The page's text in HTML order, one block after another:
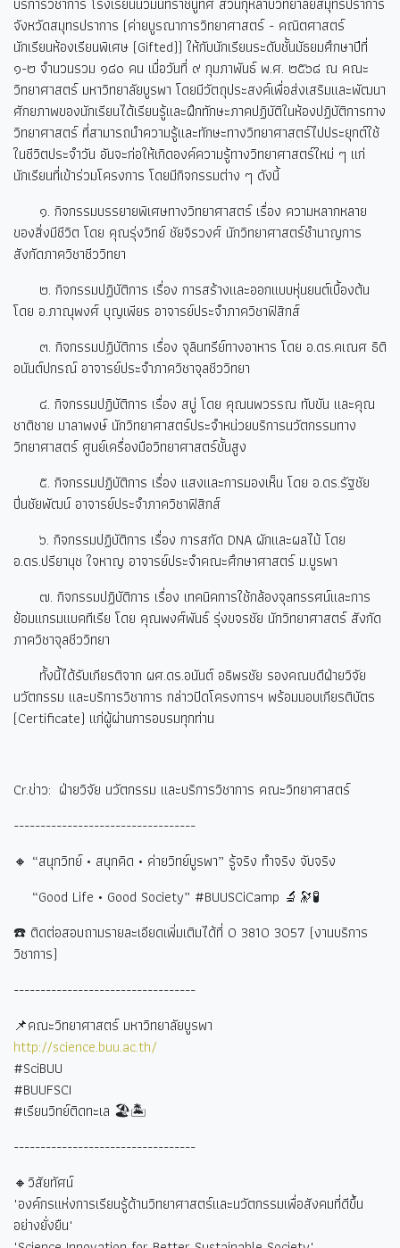
จังหวัดสมุทรปราการ (ค่ายบูรณาการวิทยาศาสตร์ - คณิตศาสตร์
นักเรียนห้องเรียนพิเศษ (Gifted)) ให้กับนักเรียนระดับชั้นมัธยมศึกษาปีที่
๑-๒ จำนวนรวม ๑๘๐ คน เมื่อวันที่ ๙ กุมภาพันธ์ พ.ศ. ๒๕๖๘ ณ คณะ
วิทยาศาสตร์ มหาวิทยาลัยบูรพา โดยมีวัตถุประสงค์เพื่อส่งเสริมและพัฒนา
ศักยภาพของนักเรียนได้เรียนรู้และฝึกทักษะภาคปฏิบัติในห้องปฏิบัติการทาง
วิทยาศาสตร์ ที่สามารถนำความรู้และทักษะทางวิทยาศาสตร์ไปประยุกต์ใช้
ในชีวิตประจำวัน อันจะก่อให้เกิดองค์ความรู้ทางวิทยาศาสตร์ใหม่ ๆ แก่
นักเรียนที่เข้าร่วมโครงการ โดยมีกิจกรรมต่าง ๆ ดังนี้
๑. กิจกรรมบรรยายพิเศษทางวิทยาศาสตร์ เรื่อง ความหลากหลาย
ของสิ่งมีชีวิต โดย คุณรุ่งวิทย์ ชัยจิรวงศ์ นักวิทยาศาสตร์ชำนาญการ
สังกัดภาควิชาชีววิทยา
๒. กิจกรรมปฏิบัติการ เรื่อง การสร้างและออกแบบหุ่นยนต์เบื้องต้น
โดย อ.ภาณุพงศ์ บุญเพียร อาจารย์ประจำภาควิชาฟิสิกส์
๓. กิจกรรมปฏิบัติการ เรื่อง จุลินทรีย์ทางอาหาร โดย อ.ดร.คเณศ ธิติ
อนันต์ปกรณ์ อาจารย์ประจำภาควิชาจุลชีววิทยา
๔. กิจกรรมปฏิบัติการ เรื่อง สบู่ โดย คุณนพวรรณ ทับขัน และคุณ
ชาติชาย มาลาพงษ์ นักวิทยาศาสตร์ประจำหน่วยบริการนวัตกรรมทาง
วิทยาศาสตร์ ศูนย์เครื่องมือวิทยาศาสตร์ขั้นสูง
๕. กิจกรรมปฏิบัติการ เรื่อง แสงและการมองเห็น โดย อ.ดร.รัฐชัย
ปิ่นชัยพัฒน์ อาจารย์ประจำภาควิชาฟิสิกส์
๖. กิจกรรมปฏิบัติการ เรื่อง การสกัด DNA ผักและผลไม้ โดย
อ.ดร.ปรียานุช ใจหาญ อาจารย์ประจำคณะศึกษาศาสตร์ ม.บูรพา
๗. กิจกรรมปฏิบัติการ เรื่อง เทคนิคการใช้กล้องจุลทรรศน์และการ
ย้อมแกรมแบคทีเรีย โดย คุณพงศ์พันธ์ รุ่งขจรชัย นักวิทยาศาสตร์ สังกัด
ภาควิชาจุลชีววิทยา
ทั้งนี้ได้รับเกียรติจาก ผศ.ดร.อนันต์ อธิพรชัย รองคณบดีฝ่ายวิจัย
นวัตกรรม และบริการวิชาการ กล่าวปิดโครงการฯ พร้อมมอบเกียรติบัตร
(Certificate) แก่ผู้ผ่านการอบรมทุกท่าน
Cr.ข่าว: ฝ่ายวิจัย นวัตกรรม และบริการวิชาการ คณะวิทยาศาสตร์
----------------------------------
🔸 “สนุกวิทย์ • สนุกคิด • ค่ายวิทย์บูรพา” รู้จริง ทำจริง จับจริง
“Good Life • Good Society” #BUUSCiCamp 🔬🔭🧪
☎️ ติดต่อสอบถามรายละเอียดเพิ่มเติมได้ที่ 0 3810 3057 (งานบริการ
วิชาการ)
----------------------------------
📌คณะวิทยาศาสตร์ มหาวิทยาลัยบูรพา
http://science.buu.ac.th/
#SciBUU
#BUUFSCI
#เรียนวิทย์ติดทะเล 🏖🏝
----------------------------------
🔸วิสัยทัศน์
"องค์กรแห่งการเรียนรู้ด้านวิทยาศาสตร์และนวัตกรรมเพื่อสังคมที่ดีขึ้น
อย่างยั่งยืน"